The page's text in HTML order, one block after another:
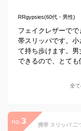
RRgypsies(60代・男性)
フェイクレザーで
帯スリッパです。
て持ち歩けます。
できるので、とても
全
no. 3